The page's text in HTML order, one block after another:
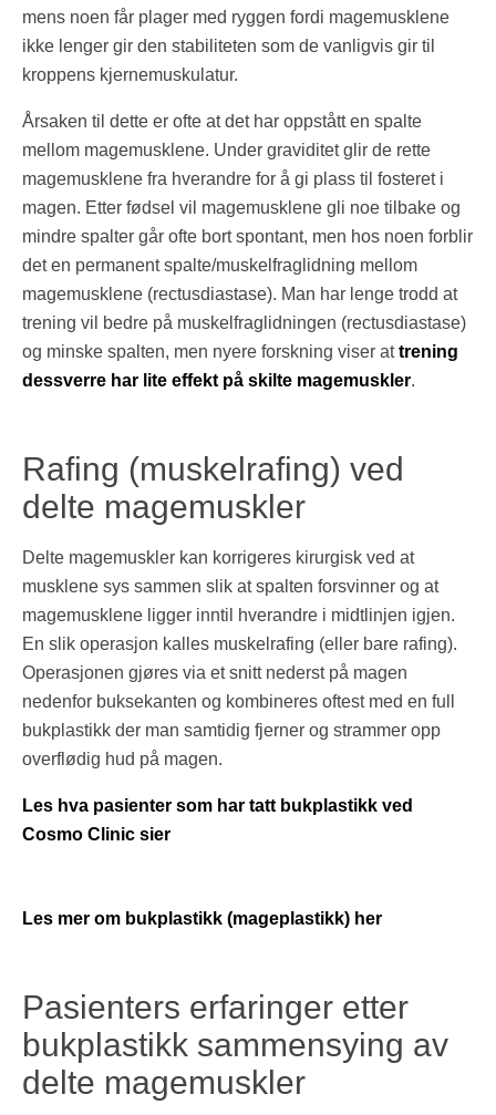
mens noen får plager med ryggen fordi magemusklene
ikke lenger gir den stabiliteten som de vanligvis gir til
kroppens kjernemuskulatur.
Årsaken til dette er ofte at det har oppstått en spalte
mellom magemusklene. Under graviditet glir de rette
magemusklene fra hverandre for å gi plass til fosteret i
magen. Etter fødsel vil magemusklene gli noe tilbake og
mindre spalter går ofte bort spontant, men hos noen forblir
det en permanent spalte/muskelfraglidning mellom
magemusklene (rectusdiastase). Man har lenge trodd at
trening vil bedre på muskelfraglidningen (rectusdiastase)
og minske spalten, men nyere forskning viser attrening
dessverre har lite effekt på skilte magemuskler.
Rafing (muskelrafing) ved
delte magemuskler
Delte magemuskler kan korrigeres kirurgisk ved at
musklene sys sammen slik at spalten forsvinner og at
magemusklene ligger inntil hverandre i midtlinjen igjen.
En slik operasjon kalles muskelrafing (eller bare rafing).
Operasjonen gjøres via et snitt nederst på magen
nedenfor buksekanten og kombineres oftest med en full
bukplastikk der man samtidig fjerner og strammer opp
overflødig hud på magen.
Les hva pasienter som har tatt bukplastikk ved
Cosmo Clinic sier
Les mer om bukplastikk (mageplastikk) her
Pasienters erfaringer etter
bukplastikk sammensying av
delte magemuskler